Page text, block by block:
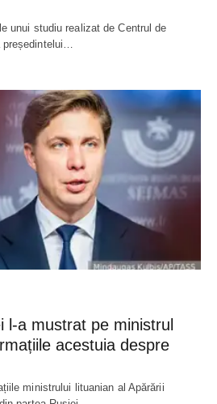
unui studiu realizat de Centrul de
președintelui…
l-a mustrat pe ministrul
acestuia despre
ministrului lituanian al Apărării